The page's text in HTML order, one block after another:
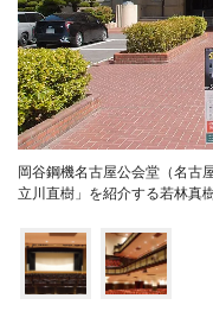
岡谷鋼機名古屋公会堂（名古
立川直樹」を紹介する若林真